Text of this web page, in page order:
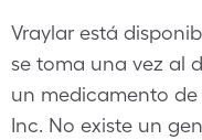
Vraylar está
se toma una vez al
un medicamento
Inc. No existe un